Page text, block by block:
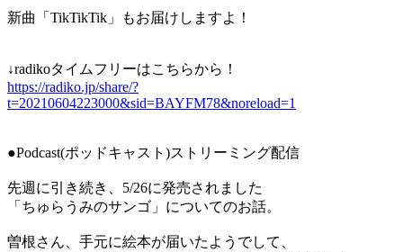
新曲「TikTikTik」もお届けしますよ！
↓radikoタイムフリーはこちらから！
https://radiko.jp/share/?
t=20210604223000&sid=BAYFM78&noreload=1
●Podcast(ポッドキャスト)ストリーミング配信
先週に引き続き、5/26に発売されました
「ちゅらうみのサンゴ」についてのお話。
曽根さん、手元に絵本が届いたようでして、